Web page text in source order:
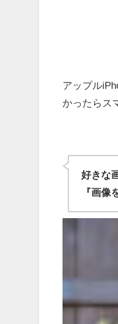
アップル
かったらス
好きな
『画像